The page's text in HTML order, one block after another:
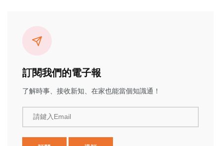
訂閱我們的電子報
了解時事、接收新知、在家也能當個知識通！
請鍵入Email